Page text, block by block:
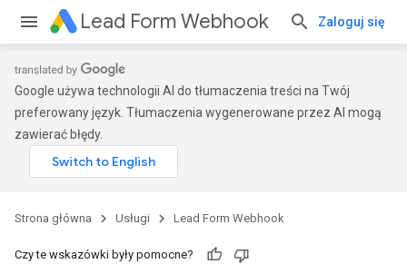
Lead Form Webhook Zaloguj się
Google używa technologii AI do tłumaczenia treści na Twój
preferowany język. Tłumaczenia wygenerowane przez AI mogą
zawierać błędy.
Strona główna Usługi Lead Form Webhook
Czy te wskazówki były pomocne?